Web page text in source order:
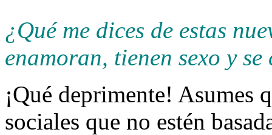
¿Qué me dices de estas
enamoran, tienen sexo y
¡Qué deprimente! Asumes
sociales que no estén